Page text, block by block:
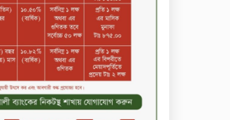
ক্যাশলেস ব্যাংক হওয়ার লক্ষ্য
নিয়ে ‘ভিশন ২০২৯’ উন্মোচন করল
কমিউনিটি ব্যাংক বাংলাদেশ